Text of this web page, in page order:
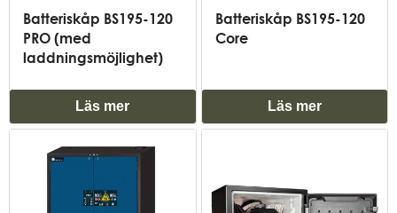
Batteriskåp BS195-120
PRO (med
laddningsmöjlighet)
Läs mer
Batteriskåp BS195-120
Core
Läs mer